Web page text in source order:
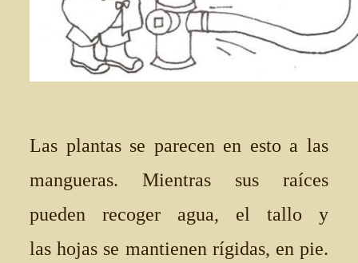
Las plantas se parecen en esto a las
mangueras. Mientras sus raíces
pueden recoger agua, el tallo y
las hojas se mantienen rígidas, en pie.